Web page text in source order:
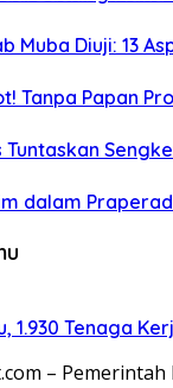
Muba Diuji: 13
Tanpa Papan
dalam
1.930 Tenaga
–